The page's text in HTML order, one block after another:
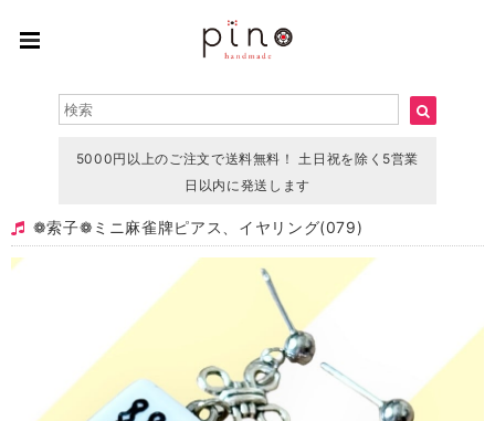
5000円以上のご注文で送料無料！ 土日祝を除く5営業
日以内に発送します
❁ 索子❁ ミニ 麻雀牌ピアス、イヤリング(079)